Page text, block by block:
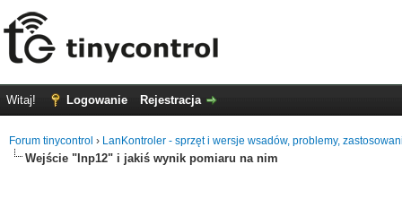
Witaj! Logowanie Rejestracja
Forum tinycontrol › LanKontroler - sprzęt i wersje wsadów, problemy,
Wejście "Inp12" i jakiś wynik pomiaru na nim